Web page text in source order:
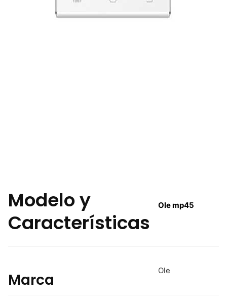
Modelo y
Características
Ole mp45
Marca Ole